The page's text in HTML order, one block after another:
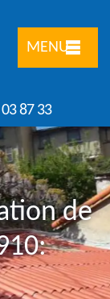
MENU
87 33
de